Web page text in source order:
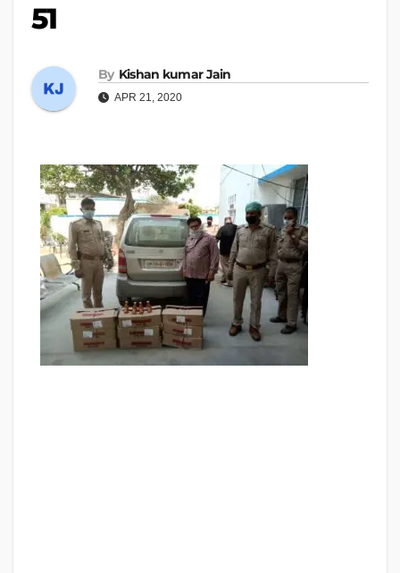
51
By Kishan kumar Jain
APR 21, 2020